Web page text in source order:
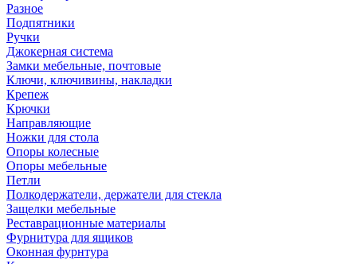
Разное
Подпятники
Ручки
Джокерная система
Замки мебельные, почтовые
Ключи, ключивины, накладки
Крепеж
Крючки
Направляющие
Ножки для стола
Опоры колесные
Опоры мебельные
Петли
Полкодержатели, держатели для стекла
Защелки мебельные
Реставрационные материалы
Фурнитура для ящиков
Оконная фурнтура